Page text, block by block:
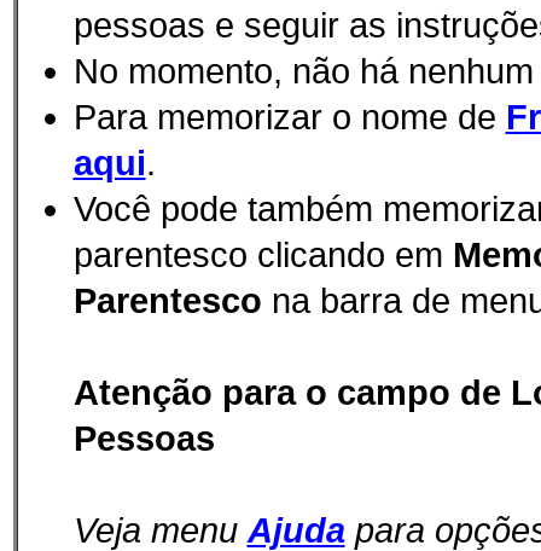
pessoas e seguir as
No momento, não há
Para memorizar o nome de
aqui.
Você pode também
parentesco clicando em
Parentesco na barra de
Atenção para o campo de
Pessoas
Veja menu Ajudapara